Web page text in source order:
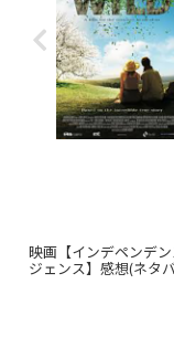
映画【インデペンデ
ジェンス】感想(ネタ